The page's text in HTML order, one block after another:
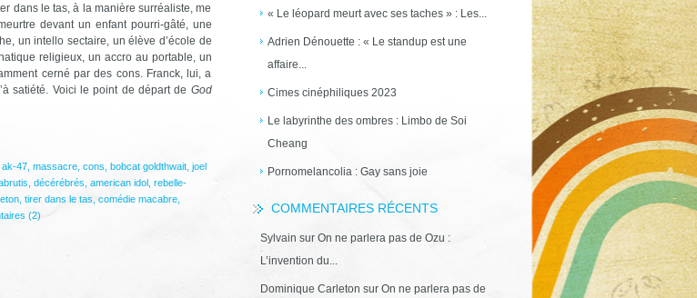
« Le léopard meurt avec ses taches » : Les...
Adrien Dénouette : « Le standup est une
affaire...
Cimes cinéphiliques 2023
Le labyrinthe des ombres : Limbo de Soi
Cheang
Pornomelancolia : Gay sans joie
COMMENTAIRES RÉCENTS
Sylvain sur On ne parlera pas de Ozu :
L’invention du...
Dominique Carleton sur On ne parlera pas de
dans le tas, à la manière surréaliste, me
devant un enfant pourri-gâté, une
un intello sectaire, un élève d’école de
religieux, un accro au portable, un
cerné par des cons. Franck, lui, a
satiété. Voici le point de départ de God
ak-47, massacre, cons bobcat goldthwait, joel
décérébrés american idol, rebelle-
, tirer dans le tas comédie macabre,
(2)